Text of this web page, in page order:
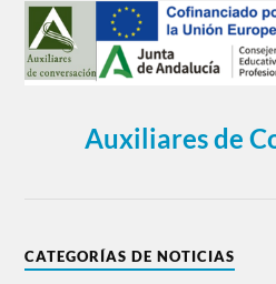
Auxiliares de
CATEGORÍAS DE NOTICIAS